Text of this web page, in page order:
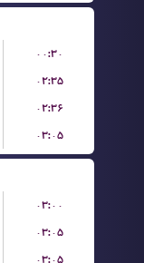
۰۰:۳۰
۰۲:۳۵
۰۲:۳۶
۰۳:۰۵
۰۳:۰۰
۰۳:۰۵